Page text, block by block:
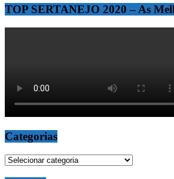
TOP SERTANEJO 2020 – As
Categorias
Categorias